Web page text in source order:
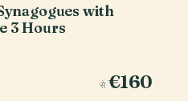
with
3 Hours
से €160